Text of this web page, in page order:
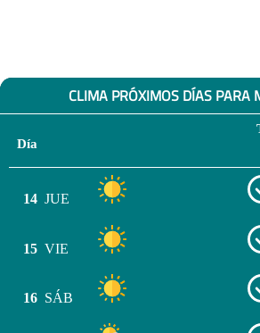
CLIMA PRÓXIMOS DÍAS PARA
Día
14 JUE
15 VIE
16 SÁB